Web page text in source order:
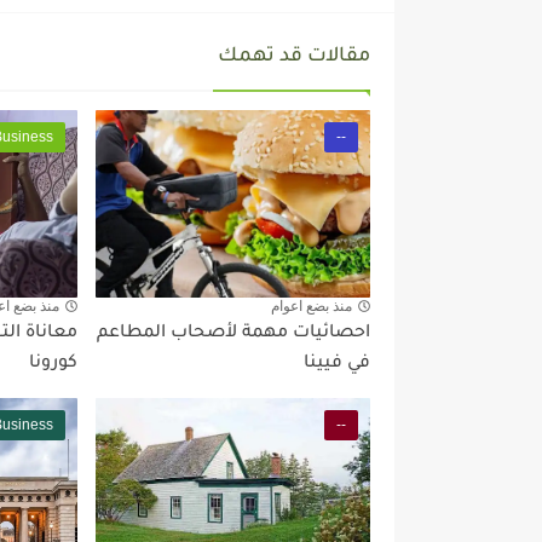
مقالات قد تهمك
--
منذ بضع اعوام
احصائيات مهمة لأصحاب المطاعم
في فيينا
منذ بضع
معاناة
كورونا
--